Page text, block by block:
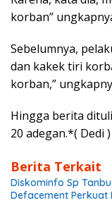
korban”
Sebelumnya,
dan kakek tiri
korban,”
Hingga berita
20 adegan.*( Dedi )
Berita Terkait
Diskominfo Sp
Defacement Perkuat